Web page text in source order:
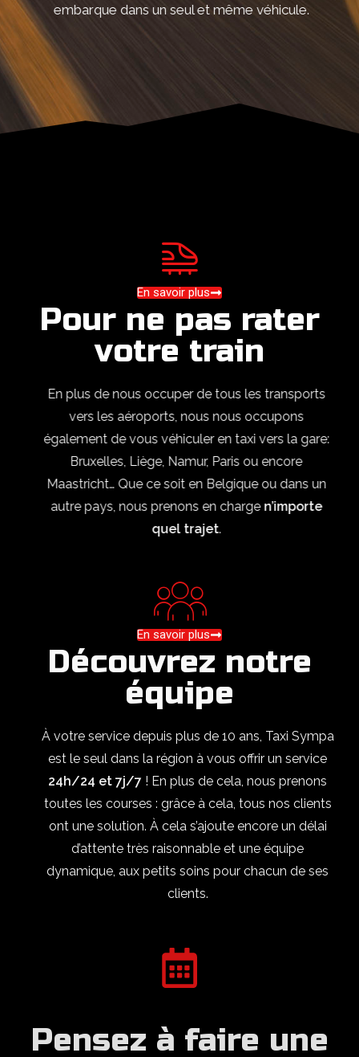
embarque dans un seul et même véhicule.
En savoir plus
Pour ne pas rater
votre train
En plus de nous occuper de tous les transports
vers les aéroports, nous nous occupons
également de vous véhiculer en taxi vers la gare:
Bruxelles, Liège, Namur, Paris ou encore
Maastricht… Que ce soit en Belgique ou dans un
autre pays, nous prenons en chargen’importe
quel trajet.
En savoir plus
Découvrez notre
équipe
À votre service depuis plus de 10 ans, Taxi Sympa
est le seul dans la région à vous offrir un service
24h/24 et 7j/7! En plus de cela, nous prenons
toutes les courses : grâce à cela, tous nos clients
ont une solution. À cela s’ajoute encore un délai
d’attente très raisonnable et une équipe
dynamique, aux petits soins pour chacun de ses
clients.
Pensez à faire une